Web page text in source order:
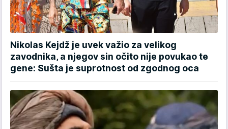
Nikolas Kejdž je uvek važio za velikog
zavodnika, a njegov sin očito nije povukao te
gene: Sušta je suprotnost od zgodnog oca